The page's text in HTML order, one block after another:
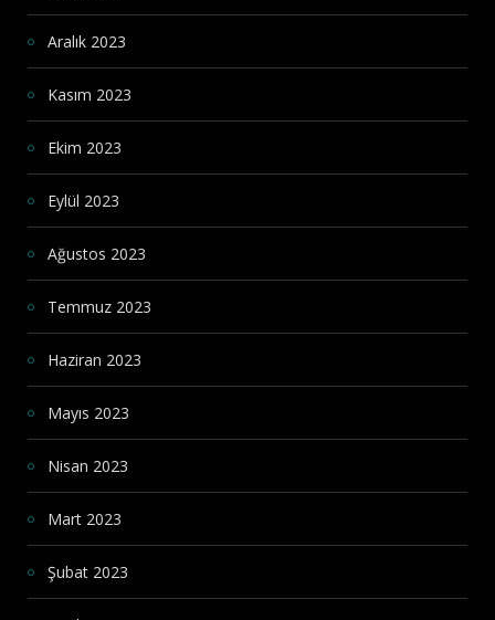
Aralık 2023
Kasım 2023
Ekim 2023
Eylül 2023
Ağustos 2023
Temmuz 2023
Haziran 2023
Mayıs 2023
Nisan 2023
Mart 2023
Şubat 2023